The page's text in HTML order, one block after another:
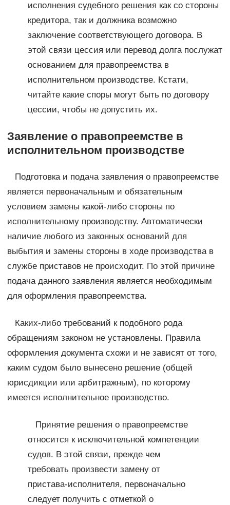
исполнения судебного решения как со стороны
кредитора, так и должника возможно
заключение соответствующего договора. В
этой связи цессия или перевод долга послужат
основанием для правопреемства в
исполнительном производстве. Кстати,
читайте какие споры могут быть по договору
цессии, чтобы не допустить их.
Заявление о правопреемстве в
исполнительном производстве
Подготовка и подача заявления о правопреемстве
является первоначальным и обязательным
условием замены какой-либо стороны по
исполнительному производству. Автоматически
наличие любого из законных оснований для
выбытия и замены стороны в ходе производства в
службе приставов не происходит. По этой причине
подача данного заявления является необходимым
для оформления правопреемства.
Каких-либо требований к подобного рода
обращениям законом не установлены. Правила
оформления документа схожи и не зависят от того,
каким судом было вынесено решение (общей
юрисдикции или арбитражным), по которому
имеется исполнительное производство.
Принятие решения о правопреемстве
относится к исключительной компетенции
судов. В этой связи, прежде чем
требовать произвести замену от
пристава-исполнителя, первоначально
следует получить с отметкой о